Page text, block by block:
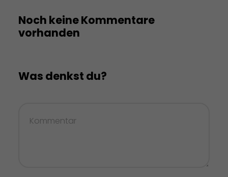
Noch keine Kommentare
vorhanden
Was denkst du?